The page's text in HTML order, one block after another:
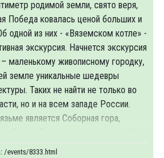
родимой земли, свято веря,
Победа ковалась ценой больших и
одной из них - «Вяземском котле» -
экскурсия. Начнется экскурсия
маленькому живописному городку,
земле уникальные шедевры
Таких не найти не только во
но и на всем западе России.
является Соборная гора,
/events/8333.html